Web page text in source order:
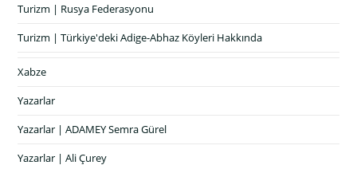
Turizm | Rusya Federasyonu
Turizm | Türkiye'deki Adige-Abhaz Köyleri Hakkında
Xabze
Yazarlar
Yazarlar | ADAMEY Semra Gürel
Yazarlar | Ali Çurey